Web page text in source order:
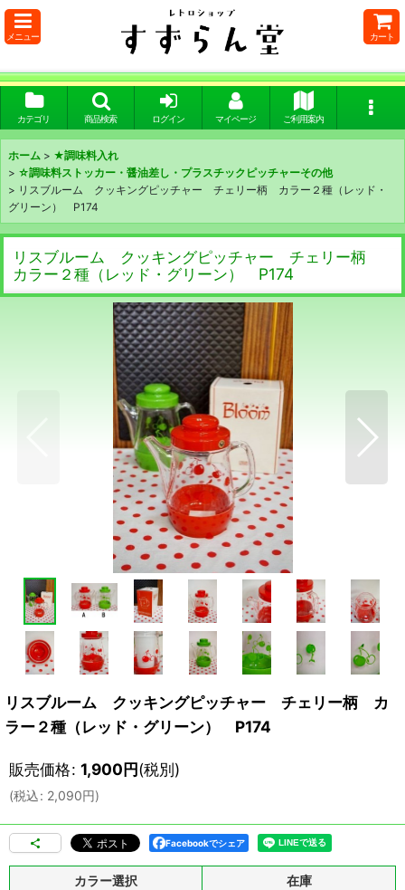
メニュー カート
カテゴリ 商品検索 ログイン マイページ ご利用案内
ホーム > ★調味料入れ
> ☆調味料ストッカー・醤油差し・プラスチックピッチャーその他
> リスブルーム クッキングピッチャー チェリー柄 カラー２種（レッド・
グリーン） P174
リスブルーム クッキングピッチャー チェリー柄
カラー２種（レッド・グリーン） P174
リスブルーム クッキングピッチャー チェリー柄 カ
ラー２種（レッド・グリーン） P174
販売価格: 1,900円(税別)
(税込: 2,090円)
Facebookでシェア
カラー選択
在庫